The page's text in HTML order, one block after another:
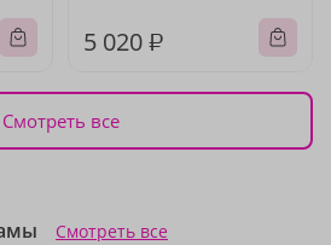
5 020 ₽
Смотреть все
Смотреть все